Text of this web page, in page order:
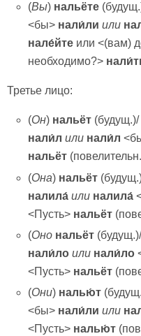
(Вы) нальёте
<бы> нали́ли или
нале́йте или <(вам)
необходимо?> нали́
Третье лицо:
(Он) нальёт (будущ.)/
нали́л или нали́л
нальёт
(Она) нальёт
налила́ или налила́
<Пусть> нальёт
(Оно нальёт
нали́ло или нали́ло
<Пусть> нальёт
(Они) налью́т
<бы> нали́ли или
<Пусть> налью́т